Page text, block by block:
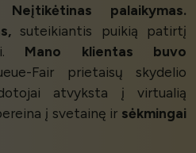
Neįtikėtinas palaikymas.
suteikiantis puikią patirtį
Mano klientas buvo
Fair prietaisų skydelio
atvyksta į virtualią
į svetainę ir sėkmingai